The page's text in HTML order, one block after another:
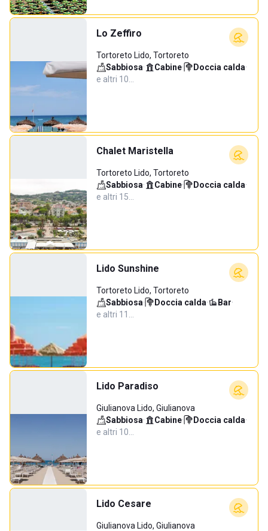
Lo Zeffiro
Tortoreto Lido, Tortoreto
Sabbiosa· Cabine· Doccia calda·
e altri 10…
Chalet Maristella
Tortoreto Lido, Tortoreto
Sabbiosa· Cabine· Doccia calda·
e altri 15…
Lido Sunshine
Tortoreto Lido, Tortoreto
Sabbiosa· Doccia calda· Bar·
e altri 11…
Lido Paradiso
Giulianova Lido, Giulianova
Sabbiosa· Cabine· Doccia calda·
e altri 10…
Lido Cesare
Giulianova Lido, Giulianova